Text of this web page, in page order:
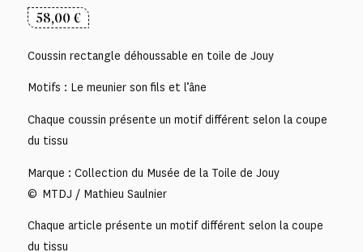
58,00€
Coussin rectangle déhoussable en toile de Jouy
Motifs : Le meunier son fils et l’âne
Chaque coussin présente un motif différent selon la coupe
du tissu
Marque : Collection du Musée de la Toile de Jouy
© MTDJ / Mathieu Saulnier
Chaque article présente un motif différent selon la coupe
du tissu